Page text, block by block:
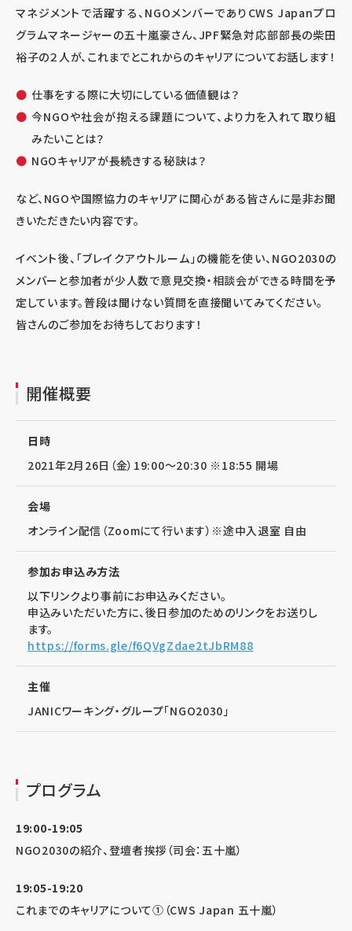
マネジメントで活躍する、NGOメンバーでありCWS Japanプロ
グラムマネージャーの五十嵐豪さん、JPF緊急対応部部長の柴田
裕子の２人が、これまでとこれからのキャリアについてお話します！
仕事をする際に大切にしている価値観は？
今NGOや社会が抱える課題について、より力を入れて取り組
みたいことは？
NGOキャリアが長続きする秘訣は？
など、NGOや国際協力のキャリアに関心がある皆さんに是非お聞
きいただきたい内容です。
イベント後、「ブレイクアウトルーム」の機能を使い、NGO2030の
メンバーと参加者が少人数で意見交換・相談会ができる時間を予
定しています。普段は聞けない質問を直接聞いてみてください。
皆さんのご参加をお待ちしております！
開催概要
日時
2021年2月26日（金）19:00～20:30 ※18:55 開場
会場
オンライン配信（Zoomにて行います）※途中入退室 自由
参加お申込み方法
以下リンクより事前にお申込みください。
申込みいただいた方に、後日参加のためのリンクをお送りし
ます。
https://forms.gle/f6QVgZdae2tJbRM88
主催
JANICワーキング・グループ「NGO2030」
プログラム
19:00-19:05
NGO2030の紹介、登壇者挨拶（司会：五十嵐）
19:05-19:20
これまでのキャリアについて①（CWS Japan 五十嵐）